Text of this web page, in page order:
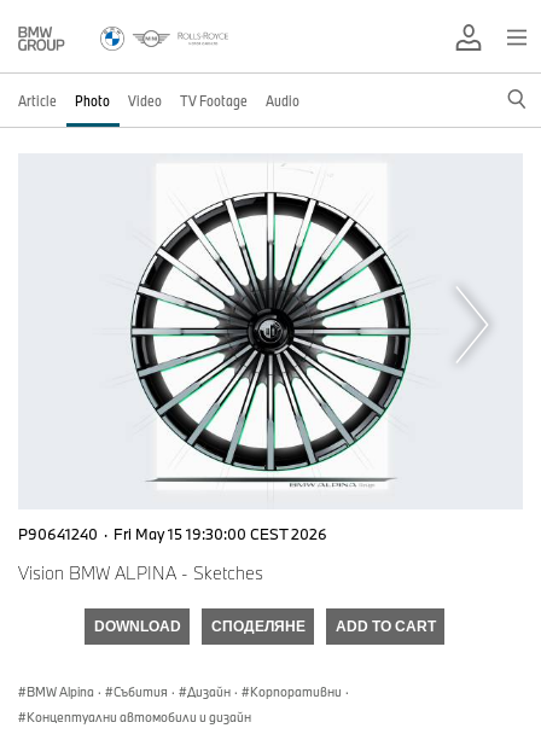
Article Photo Video TV Footage Audio
P90641240 · Fri May 15 19:30:00 CEST 2026
Vision BMW ALPINA - Sketches
DOWNLOAD СПОДЕЛЯНЕ ADD TO CART
BMW Alpina · Събития · Дизайн · Корпоративни ·
Концептуални автомобили и дизайн